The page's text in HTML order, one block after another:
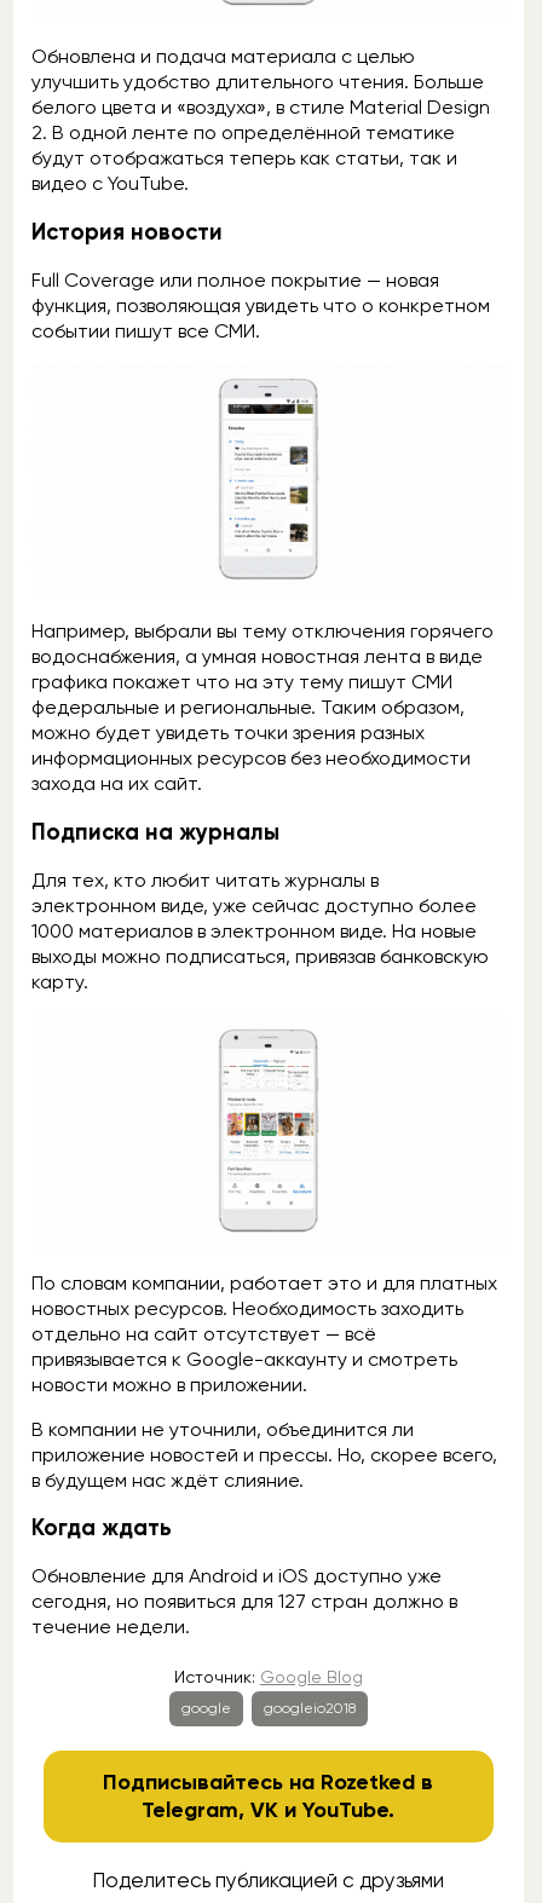
Обновлена и подача материала с целью
улучшить удобство длительного чтения. Больше
белого цвета и «воздуха», в стиле Material Design
2. В одной ленте по определённой тематике
будут отображаться теперь как статьи, так и
видео с YouTube.
История новости
Full Coverage или полное покрытие — новая
функция, позволяющая увидеть что о конкретном
событии пишут все СМИ.
Например, выбрали вы тему отключения горячего
водоснабжения, а умная новостная лента в виде
графика покажет что на эту тему пишут СМИ
федеральные и региональные. Таким образом,
можно будет увидеть точки зрения разных
информационных ресурсов без необходимости
захода на их сайт.
Подписка на журналы
Для тех, кто любит читать журналы в
электронном виде, уже сейчас доступно более
1000 материалов в электронном виде. На новые
выходы можно подписаться, привязав банковскую
карту.
По словам компании, работает это и для платных
новостных ресурсов. Необходимость заходить
отдельно на сайт отсутствует — всё
привязывается к Google-аккаунту и смотреть
новости можно в приложении.
В компании не уточнили, объединится ли
приложение новостей и прессы. Но, скорее всего,
в будущем нас ждёт слияние.
Когда ждать
Обновление для Android и iOS доступно уже
сегодня, но появиться для 127 стран должно в
течение недели.
Источник: Google Blog
google googleio2018
Подписывайтесь на Rozetked в
Telegram,VK иYouTube.
Поделитесь публикацией с друзьями